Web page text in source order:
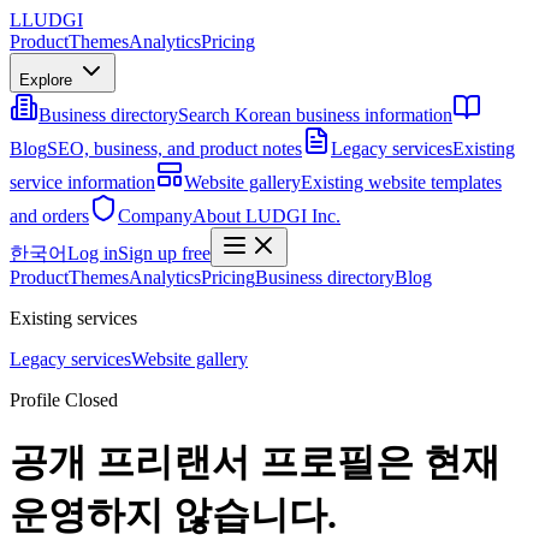
LLUDGI
ProductThemesAnalyticsPricing
Explore
Business directorySearch Korean business information
BlogSEO, business, and product notes Legacy servicesExisting
service information
Website galleryExisting website templates
and orders
CompanyAbout LUDGI Inc.
한국어Log inSign up free
ProductThemesAnalyticsPricingBusiness directoryBlog
Existing services
Legacy servicesWebsite gallery
Profile Closed
공개 프리랜서 프로필은 현재
운영하지 않습니다.